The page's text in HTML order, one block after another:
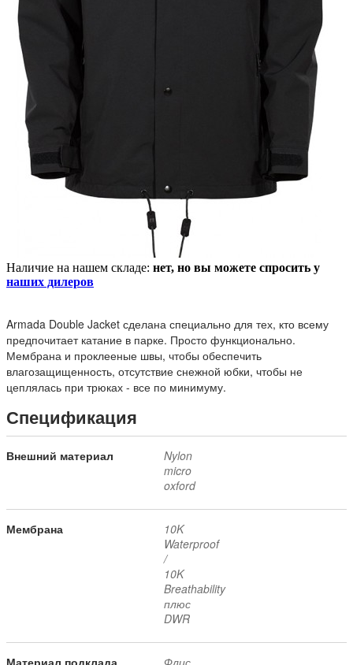
Наличие на нашем складе: нет, но вы можете спросить у
наших дилеров
Armada Double Jacket сделана специально для тех, кто всему
предпочитает катание в парке. Просто функционально.
Мембрана и проклееные швы, чтобы обеспечить
влагозащищенность, отсутствие снежной юбки, чтобы не
цеплялась при трюках - все по минимуму.
Спецификация
Внешний материал
Nylon
micro
oxford
Мембрана
10K
Waterproof
/
10K
Breathability
плюс
DWR
Материал подклада Флис